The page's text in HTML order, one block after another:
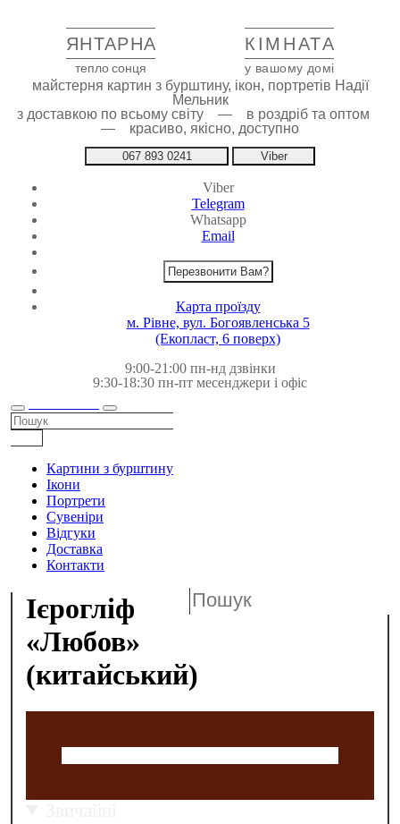
ЯНТАРНА КІМНАТА
тепло сонця у вашому домі
майстерня картин з бурштину, ікон, портретів Надії
Мельник
з доставкою по всьому світу — в роздріб та оптом
— красиво, якісно, доступно
067 893 0241 Viber
Viber
Telegram
Whatsapp
Email
Перезвонити Вам?
Карта проїзду
м. Рівне, вул. Богоявленська 5
(Екопласт, 6 поверх)
9:00-21:00 пн-нд дзвінки
9:30-18:30 пн-пт месенджери і офіс
Картини з бурштину
Ікони
Портрети
Сувеніри
Відгуки
Доставка
Контакти
Ієрогліф
«Любов»
(китайський)